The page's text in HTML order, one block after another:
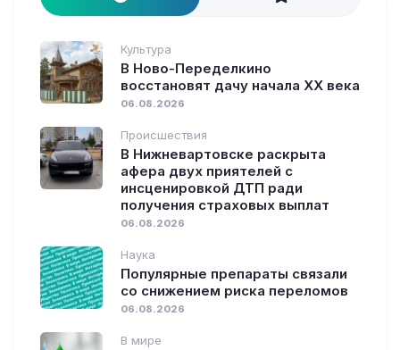
Культура
В Ново-Переделкино
восстановят дачу начала XX века
06.08.2026
Происшествия
В Нижневартовске раскрыта
афера двух приятелей с
инсценировкой ДТП ради
получения страховых выплат
06.08.2026
Наука
Популярные препараты связали
со снижением риска переломов
06.08.2026
В мире